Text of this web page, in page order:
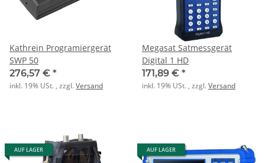
Kathrein Programiergerät
SWP 50
276,57 € *
inkl. 19% USt. , zzgl.Versand
Megasat Satmessgerät
Digital 1 HD
171,89 € *
inkl. 19% USt. , zzgl.Versand
AUF LAGER AUF LAGER